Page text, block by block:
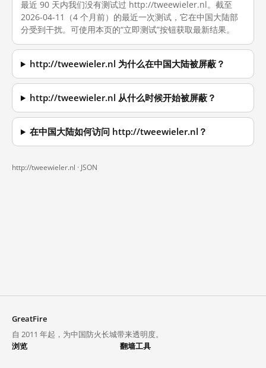
最近 90 天内我们没有测试过 http://tweewieler.nl。截至
2026-04-11（4 个月前）的最近一次测试，它在中国大陆部
分受到干扰。可使用本页的“立即测试”按钮获取最新结果。
http://tweewieler.nl 为什么在中国大陆被屏蔽？
http://tweewieler.nl 从什么时候开始被屏蔽？
在中国大陆如何访问 http://tweewieler.nl？
http://tweewieler.nl · JSON
GreatFire
自 2011 年起，为中国防火长城带来透明度。
浏览
翻墙工具